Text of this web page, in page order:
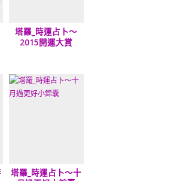
塔羅_時運占卜～
2015開運大賞
塔羅_時運占卜～十